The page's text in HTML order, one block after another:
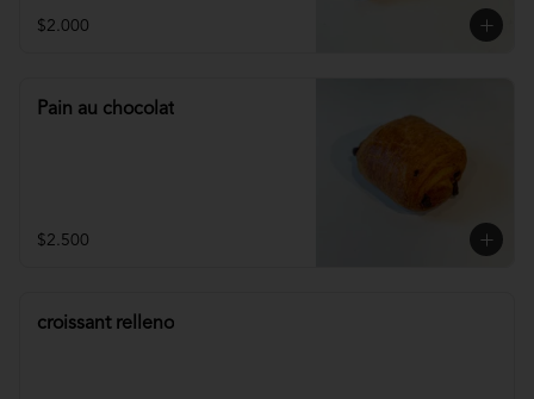
$2.000
Pain au chocolat
$2.500
croissant relleno